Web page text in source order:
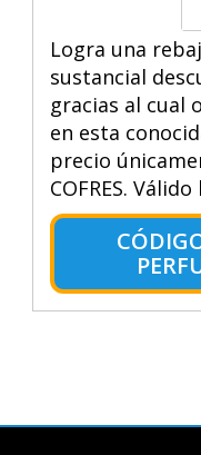
Logra una
sustancial
gracias al cual
en esta
precio
COFRES.